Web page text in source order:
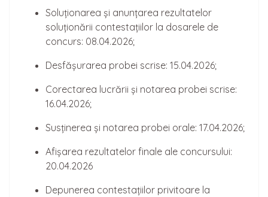
Soluționarea și anunțarea rezultatelor
soluționării contestațiilor la dosarele de
concurs: 08.04.2026;
Desfășurarea probei scrise: 15.04.2026;
Corectarea lucrării și notarea probei scrise:
16.04.2026;
Susținerea și notarea probei orale: 17.04.2026;
Afișarea rezultatelor finale ale concursului:
20.04.2026
Depunerea contestațiilor privitoare la